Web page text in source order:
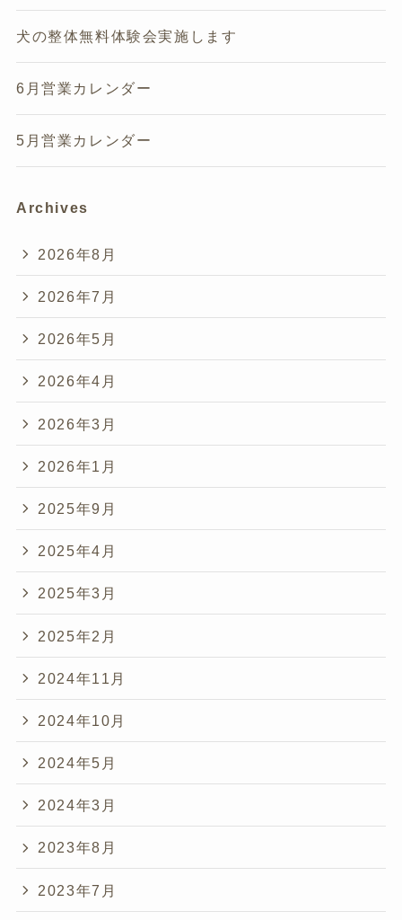
犬の整体無料体験会実施します
6月営業カレンダー
5月営業カレンダー
Archives
2026年8月
2026年7月
2026年5月
2026年4月
2026年3月
2026年1月
2025年9月
2025年4月
2025年3月
2025年2月
2024年11月
2024年10月
2024年5月
2024年3月
2023年8月
2023年7月